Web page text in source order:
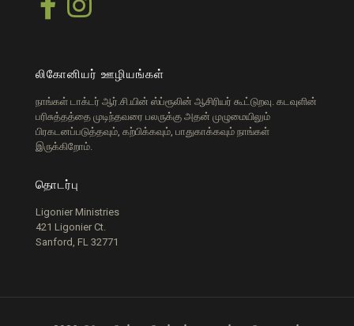
லிகோனியர் ஊழியங்கள்
நாங்கள் டாக்டர் ஆர்.சி.யின் ஸ்ப்ரூலின் ஆசிரியர் கூட்டுறவு. கடவுளின்
பரிசுத்தத்தை முடிந்தவரை பலருக்கு அதன் முழுமையிலும்
பிரகடனப்படுத்தவும், கற்பிக்கவும், பாதுகாக்கவும் நாங்கள்
இருக்கிறோம்.
தொடர்பு
Ligonier Ministries
421 Ligonier Ct.
Sanford, FL 32771